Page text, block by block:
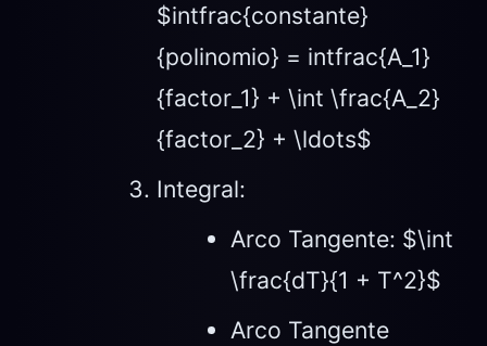
$intfrac{constante}
{polinomio} = intfrac{A_1}
{factor_1} + \int \frac{A_2}
{factor_2} + \ldots$
Integral:
Arco Tangente: $\int
\frac{dT}{1 + T^2}$
Arco Tangente